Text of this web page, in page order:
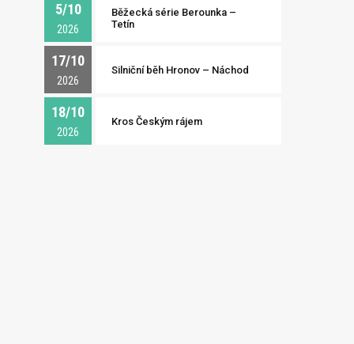
5/10
2026
Běžecká série Berounka –
Tetín
17/10
2026
Silniční běh Hronov – Náchod
18/10
2026
Kros Českým rájem